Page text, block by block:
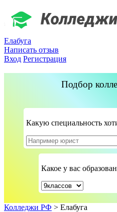
Елабуга
Написать отзыв
Вход Регистрация
Подбор
Какую специальность
Какое у вас
Колледжи РФ > Елабуга